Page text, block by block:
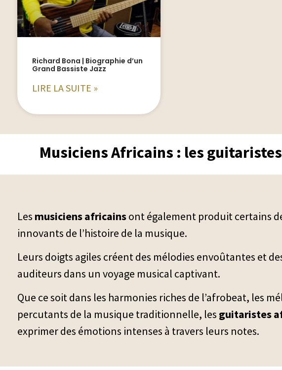
Richard Bona | Biographie d’un
Grand Bassiste Jazz
LIRE LA SUITE »
Musiciens Africains : les
Les musiciens africainsont également produit certains
innovants de l’histoire de la musique.
Leurs doigts agiles créent des mélodies envoûtantes et
auditeurs dans un voyage musical captivant.
Que ce soit dans les harmonies riches de l’afrobeat, les
percutants de la musique traditionnelle, les guitaristes
exprimer des émotions intenses à travers leurs notes.